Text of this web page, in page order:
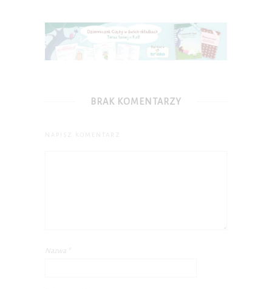
BRAK KOMENTARZY
Nazwa